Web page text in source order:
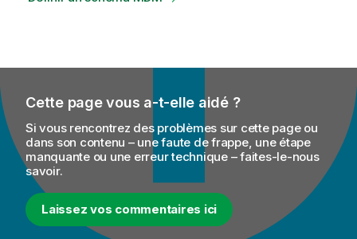
Cette page vous a-t-elle aidé ?
Si vous rencontrez des problèmes sur cette page ou
dans son contenu – une faute de frappe, une étape
manquante ou une erreur technique – faites-le-nous
savoir.
Laissez vos commentaires ici